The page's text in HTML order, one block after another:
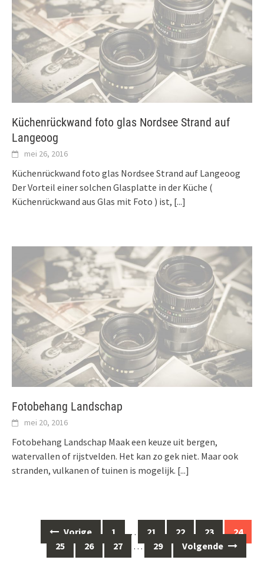
Küchenrückwand foto glas Nordsee Strand auf
Langeoog
mei 26, 2016
Küchenrückwand foto glas Nordsee Strand auf Langeoog
Der Vorteil einer solchen Glasplatte in der Küche (
Küchenrückwand aus Glas mit Foto ) ist, [...]
Fotobehang Landschap
mei 20, 2016
Fotobehang Landschap Maak een keuze uit bergen,
watervallen of rijstvelden. Het kan zo gek niet. Maar ook
stranden, vulkanen of tuinen is mogelijk. [...]
Berichten
navigatie
Vorige 1 … 21 22 23
24
25
26 27 … 29 Volgende